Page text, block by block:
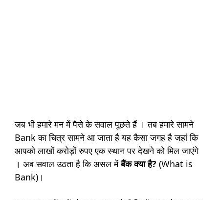
जब भी हमारे मन में पैसे के सवाल पूछते हैं । तब हमारे सामने
Bank का चित्र सामने आ जाता है यह कैसा जगह है जहां कि
आपको लाखों करोड़ों रुपए एक स्थान पर देखने को मिल जाएंगे
। अब सवाल उठता है कि असल मेंबैंक क्या है? (What is
Bank)।